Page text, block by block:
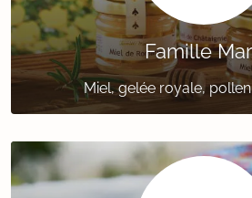
Famille
Miel, gelée royale,